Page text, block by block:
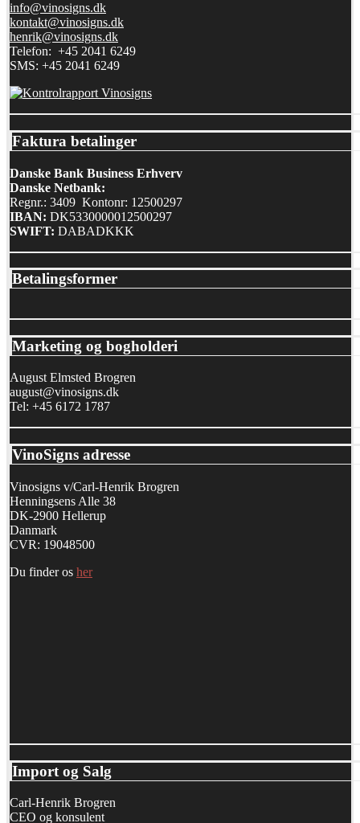
info@vinosigns.dk
kontakt@vinosigns.dk
henrik@vinosigns.dk
Telefon: +45 2041 6249
SMS: +45 2041 6249
Faktura betalinger
Danske Bank Business Erhverv
Danske Netbank:
Regnr.: 3409 Kontonr: 12500297
IBAN: DK5330000012500297
SWIFT: DABADKKK
Betalingsformer
Marketing og bogholderi
August Elmsted Brogren
august@vinosigns.dk
Tel: +45 6172 1787
VinoSigns adresse
Vinosigns v/Carl-Henrik Brogren
Henningsens Alle 38
DK-2900 Hellerup
Danmark
CVR: 19048500
Du finder os her
Import og Salg
Carl-Henrik Brogren
CEO og konsulent